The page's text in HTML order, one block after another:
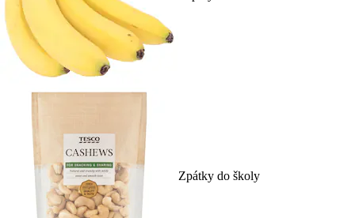
Zpátky do školy